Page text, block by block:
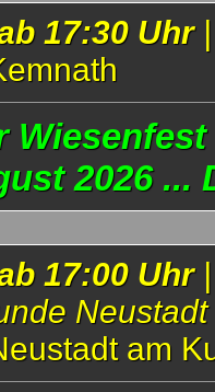
17:30 Uhr
Wiesenfest
2026 ...
17:00 Uhr |
am